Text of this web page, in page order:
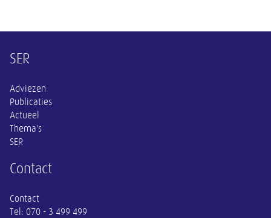
Overige informatie
SER
Adviezen
Publicaties
Actueel
Thema's
SER
Contact
Contact
Tel: 070 - 3 499 499